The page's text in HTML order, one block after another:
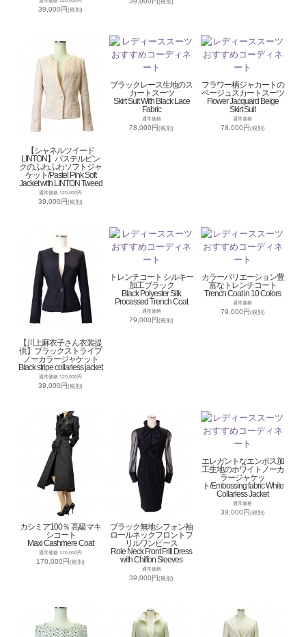
39,000円(税別)
(税別)
【シャネルツイード
LINTON】パステルピン
クのふわふわソフトジャ
ケット/Pastel Pink Soft
Jacket with LINTON Tweed
通常価格 120,000円
39,000円(税別)
ブラックレース生地のス
カートスーツ
Skirt Suit With Black Lace
Fabric
通常価格
78,000円(税別)
フラワー柄ジャカートの
ベージュスカートスーツ
Flower Jacquard Beige
Skirt Suit
通常価格
78,000円(税別)
【川上麻衣子さん衣装提
供】ブラックストライプ
ノーカラージャケット
Black stripe collarless jacket
通常価格 120,000円
39,000円(税別)
トレンチコート シルキー
加工ブラック
Black Polyester Silk
Processed Trench Coat
通常価格
79,000円(税別)
カラーバリエーション豊
富なトレンチコート
Trench Coat in 10 Colors
通常価格
79,000円(税別)
カシミア100％ 高級マキ
シコート
Maxi Cashmere Coat
通常価格 170,000円
170,000円(税別)
ブラック無地シフォン袖
ロールネックフロントフ
リルワンピース
Role Neck Front Frill Dress
with Chiffon Sleeves
通常価格
39,000円(税別)
エレガントなエンボス加
工生地のホワイトノーカ
ラージャケッ
ト/Embossing fabric White
Collarless Jacket
通常価格
39,000円(税別)